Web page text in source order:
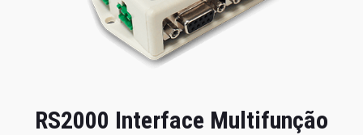
RS2000 Interface Multifunção